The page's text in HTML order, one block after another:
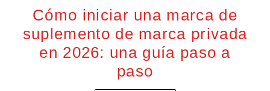
Cómo iniciar una marca de
suplemento de marca privada
en 2026: una guía paso a
paso